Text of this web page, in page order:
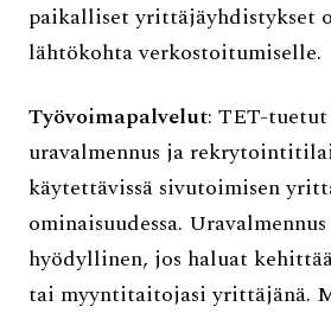
paikalliset yrittäjäyhdistykset
lähtökohta verkostoitumiselle.
Työvoimapalvelut: TET-
uravalmennus ja
käytettävissä sivutoimisen
ominaisuudessa.
hyödyllinen, jos haluat
tai myyntitaitojasi yrittäjänä.